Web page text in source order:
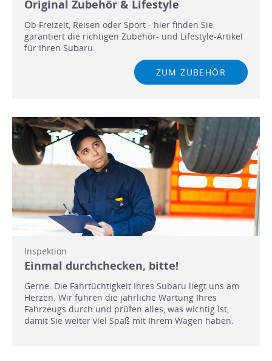
Original Zubehör & Lifestyle
Ob Freizeit, Reisen oder Sport - hier finden Sie
garantiert die richtigen Zubehör- und Lifestyle-Artikel
für Ihren Subaru.
ZUM ZUBEHÖR
Inspektion
Einmal durchchecken, bitte!
Gerne. Die Fahrtüchtigkeit Ihres Subaru liegt uns am
Herzen. Wir führen die jährliche Wartung Ihres
Fahrzeugs durch und prüfen alles, was wichtig ist,
damit Sie weiter viel Spaß mit Ihrem Wagen haben.